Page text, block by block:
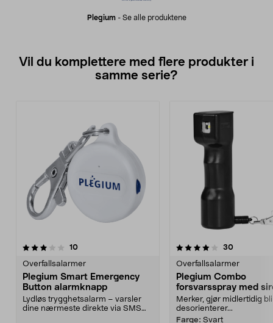
Plegium- Se alle produktene
Vil du komplettere med flere produkter i
samme serie?
10anmeldelser
Overfallsalarmer
Plegium Smart Emergency
Button alarmknapp
Lydløs trygghetsalarm – varsler
dine nærmeste direkte via SMS
4.0av 5 stjerner 30
Overfallsalarmer
Plegium Combo
forsvarsspray med
130 dB
Merker, gjør midlertidig
desorienterer...
Farge: Svart
3.0av 5 stjerner